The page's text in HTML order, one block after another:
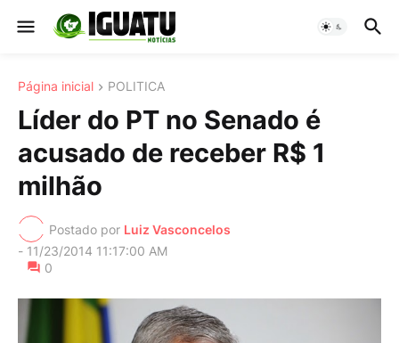
Página inicial POLITICA
Líder do PT no Senado é
acusado de receber R$ 1
milhão
Postado por Luiz Vasconcelos
- 11/23/2014 11:17:00 AM
0